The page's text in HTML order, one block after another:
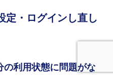
定・ログインし直し
の利用状態に問題がな